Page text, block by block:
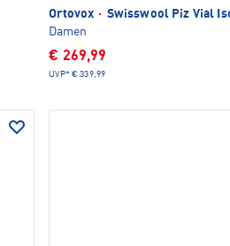
Ortovox · Swisswool Piz Vial
Damen
€ 269,99
UVP* € 339,99